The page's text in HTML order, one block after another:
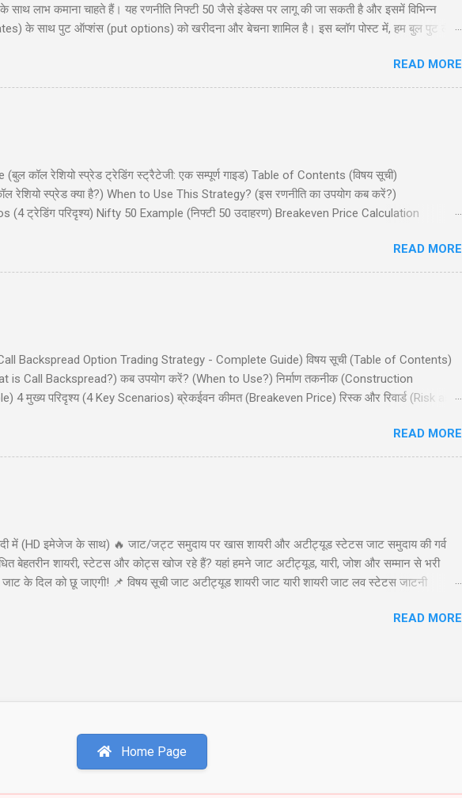
साथ लाभ कमाना चाहते हैं। यह रणनीति निफ्टी 50 जैसे इंडेक्स पर लागू की जा सकती है और इसमें विभिन्न
के साथ पुट ऑप्शंस (put options) को खरीदना और बेचना शामिल है। इस ब्लॉग पोस्ट में, हम बुल पुट लैडर
आपको इस रणनीति को समझने और लागू करने में मदद करना है ताकि आप सूचित निर्णय ले सकें। सामग्री
(What is Bull Put Ladder?) 3. रणनीति का निर...
READ MORE
कॉल रेशियो स्प्रेड ट्रेडिंग स्ट्रैटेजी: एक सम्पूर्ण गाइड) Table of Contents (विषय सूची)
स्प्रेड क्या है?) When to Use This Strategy? (इस रणनीति का उपयोग कब करें?)
ट्रेडिंग परिदृश्य) Nifty 50 Example (निफ्टी 50 उदाहरण) Breakeven Price Calculation
स्प्रेड (Bull Call Ratio Spread) एक उन्नत ऑप्शन ट्रेडिंग रणनीति है जो मध्यम बुलिश (bullish) मार्केट
और एक कॉल ऑप्शन बेचने का संयोजन है, ...
READ MORE
Backspread Option Trading Strategy - Complete Guide) विषय सूची (Table of Contents)
is Call Backspread?) कब उपयोग करें? (When to Use?) निर्माण तकनीक (Construction
4 मुख्य परिदृश्य (4 Key Scenarios) ब्रेकईवन कीमत (Breakeven Price) रिस्क और रिवार्ड (Risk and
एक उन्नत ऑप्शन ट्रेडिंग स्ट्रैटेजी है जो तेजी (bullish) के दृष्टिकोण वाले ट्रेडर्स के लिए उपयुक्त है,
की संभावना दिखाई देती है। यह स्ट्रैटेजी कम लागत पर असीमित लाभ (unlimited profit potential) की
READ MORE
में (HD इमेजेज के साथ) 🔥 जाट/जट्ट समुदाय पर खास शायरी और अटीट्यूड स्टेटस जाट समुदाय की गर्व
बेहतरीन शायरी, स्टेटस और कोट्स खोज रहे हैं? यहां हमने जाट अटीट्यूड, यारी, जोश और सम्मान से भरी
के दिल को छू जाएगी! 📌 विषय सूची जाट अटीट्यूड शायरी जाट यारी शायरी जाट लव स्टेटस जाटनी
रे खतरनाक है जाट..!!" इस शायरी को शेयर करें: WhatsApp Facebook Twitter 2. जाट अटीट्यूड स्टेटस
READ MORE
Home Page